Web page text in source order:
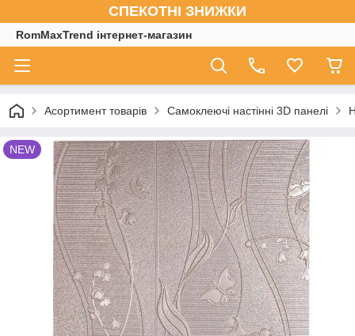
СПЕКОТНІ ЗНИЖКИ
RomMaxTrend інтернет-магазин
Асортимент товарів Самоклеючі настінні 3D панелі
NEW